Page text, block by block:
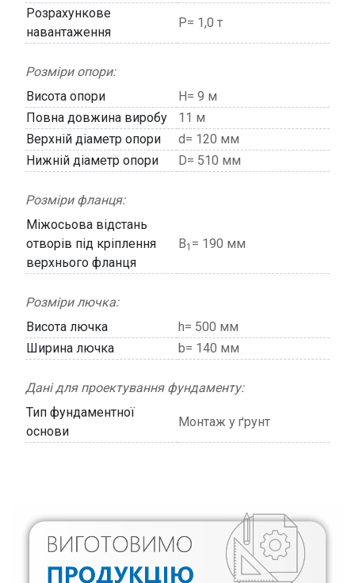
Розрахункове
навантаження
P= 1,0 т
Розміри опори:
Висота опори
H= 9 м
Повна довжина виробу
11 м
Верхній діаметр опори
d= 120 мм
Нижній діаметр опори
D= 510 мм
Розміри фланця:
Міжосьова відстань
отворів під кріплення
верхнього фланця
В1 = 190 мм
Розміри лючка:
Висота лючка
h= 500 мм
Ширина лючка
b= 140 мм
Дані для проектування фундаменту:
Тип фундаментної
основи
Монтаж у ґрунт